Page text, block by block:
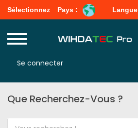
Sélectionnez Pays : Langue
Se connecter
Que Recherchez-Vous ?